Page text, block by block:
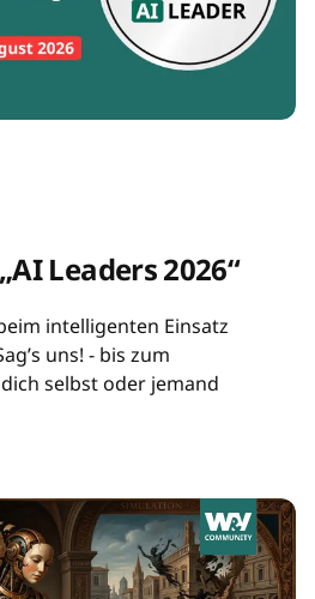
Leaders 2026“
intelligenten Einsatz
uns! - bis zum
selbst oder jemand